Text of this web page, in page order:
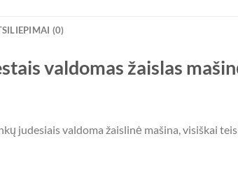
(0)
valdomas žaislas
judesiais valdoma žaislinė mašina, visiškai